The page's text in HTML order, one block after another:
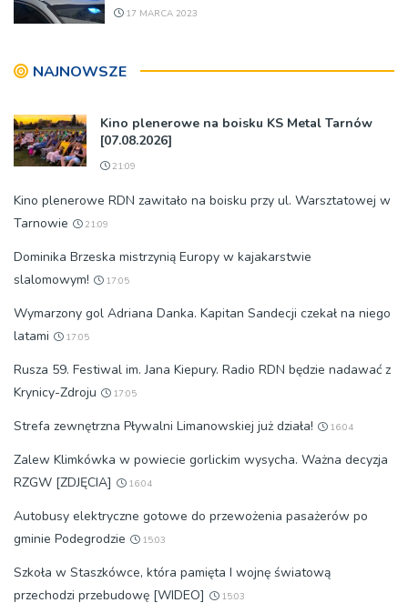
17 MARCA 2023
NAJNOWSZE
Kino plenerowe na boisku KS Metal Tarnów
[07.08.2026]
21:09
Kino plenerowe RDN zawitało na boisku przy ul. Warsztatowej w
Tarnowie
21:09
Dominika Brzeska mistrzynią Europy w kajakarstwie
slalomowym!
17:05
Wymarzony gol Adriana Danka. Kapitan Sandecji czekał na niego
latami
17:05
Rusza 59. Festiwal im. Jana Kiepury. Radio RDN będzie nadawać z
Krynicy-Zdroju
17:05
Strefa zewnętrzna Pływalni Limanowskiej już działa! 16:04
Zalew Klimkówka w powiecie gorlickim wysycha. Ważna decyzja
RZGW [ZDJĘCIA]
16:04
Autobusy elektryczne gotowe do przewożenia pasażerów po
gminie Podegrodzie
15:03
Szkoła w Staszkówce, która pamięta I wojnę światową
przechodzi przebudowę [WIDEO]
15:03